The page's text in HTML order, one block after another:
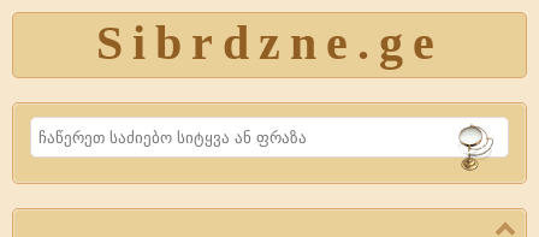
Sibrdzne.ge
Search